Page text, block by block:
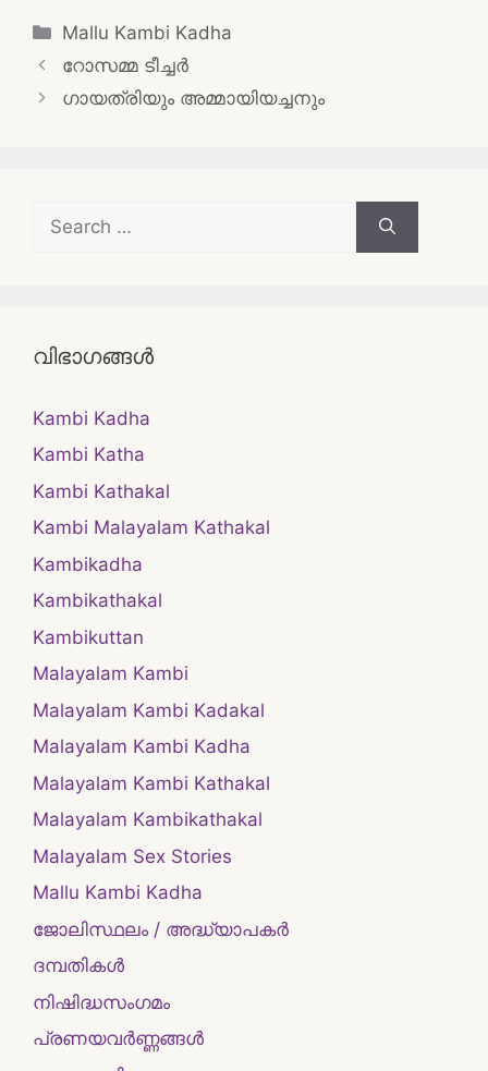
Categories
Mallu Kambi Kadha
Post
navigation
റോസമ്മ ടീച്ചർ
ഗായത്രിയും അമ്മായിയച്ചനും
for:
വിഭാഗങ്ങൾ
Kambi Kadha
Kambi Katha
Kambi Kathakal
Kambi Malayalam Kathakal
Kambikadha
Kambikathakal
Kambikuttan
Malayalam Kambi
Malayalam Kambi Kadakal
Malayalam Kambi Kadha
Malayalam Kambi Kathakal
Malayalam Kambikathakal
Malayalam Sex Stories
Mallu Kambi Kadha
ജോലിസ്ഥലം / അദ്ധ്യാപകർ
ദമ്പതികള്‍
നിഷിദ്ധസംഗമം
പ്രണയവർണ്ണങ്ങൾ